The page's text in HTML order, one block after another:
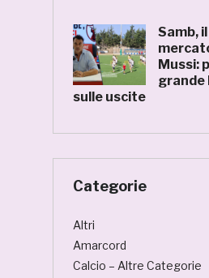
Samb,
Mussi:
grande
sulle uscite
Categorie
Altri
Amarcord
Calcio – Altre Categorie